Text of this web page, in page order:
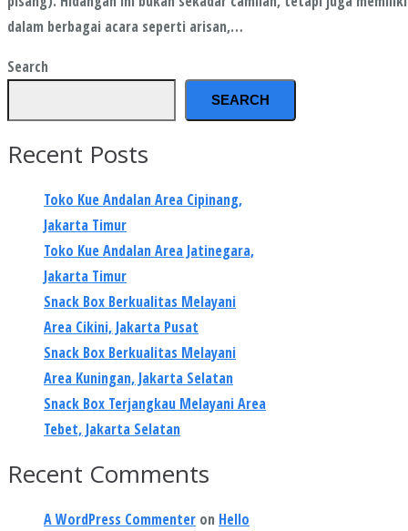
dalam berbagai acara seperti arisan,…
Search
SEARCH
Recent Posts
Toko Kue Andalan Area Cipinang,
Jakarta Timur
Toko Kue Andalan Area Jatinegara,
Jakarta Timur
Snack Box Berkualitas Melayani
Area Cikini, Jakarta Pusat
Snack Box Berkualitas Melayani
Area Kuningan, Jakarta Selatan
Snack Box Terjangkau Melayani Area
Tebet, Jakarta Selatan
Recent Comments
A WordPress Commenter on Hello